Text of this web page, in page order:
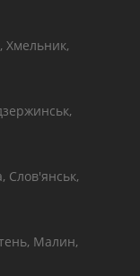
Хмельник,
Слов'янськ,
Малин,